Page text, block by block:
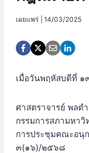
เผยแพร่ | 14/03/2025
เมื่อวันพฤหัสบดีที่
ศาสตราจารย์ พลต
กรรมการสภามหา
การประชุมคณะอนุ
๓(๑๖)/๒๕๖๘